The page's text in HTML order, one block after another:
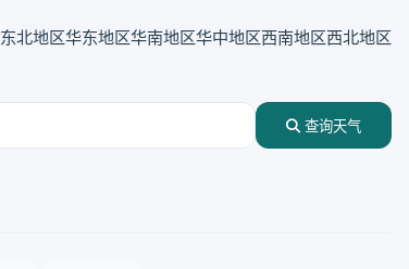
东北地区华东地区华南地区华中地区西南地区西北地区
查询天气